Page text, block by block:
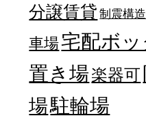
分譲賃貸 制震構造
車場宅配ボッ
置き場楽器可
場駐輪場